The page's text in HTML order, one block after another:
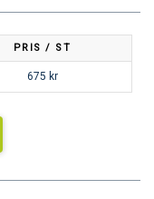
PRIS / ST
675 kr